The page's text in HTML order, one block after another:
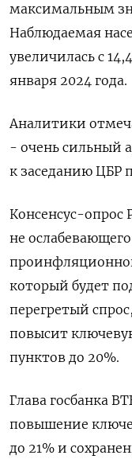
максимальным
Наблюдаемая
увеличилась с
января 2024 года.
Аналитики
- очень сильный
к заседанию ЦБР
Консенсус-опрос
не
который будет
перегретый
повысит
пунктов до 20%.
Глава госбанка
повышение
до 21% и